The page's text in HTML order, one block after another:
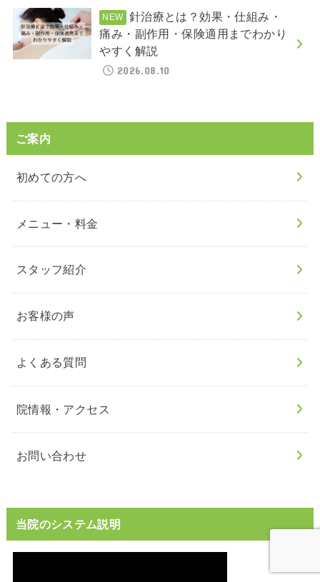
針治療とは？効果・仕組み・
痛み・副作用・保険適用までわかり
やすく解説
2026.08.10
ご案内
初めての方へ
メニュー・料金
スタッフ紹介
お客様の声
よくある質問
院情報・アクセス
お問い合わせ
当院のシステム説明